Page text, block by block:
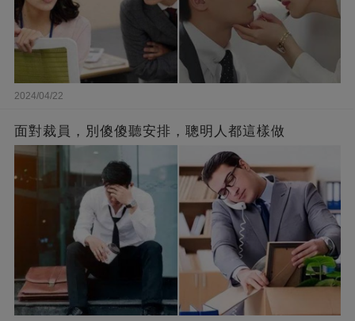
2024/04/22
面對裁員，別傻傻聽安排，聰明人都這樣做